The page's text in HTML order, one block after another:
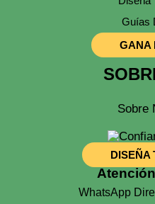
Guías
GANA
Sobre
DISEÑA
WhatsApp